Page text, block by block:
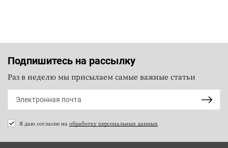
Подпишитесь на рассылку
Раз в неделю мы присылаем самые важные статьи
Я даю согласие на обработку персональных данных